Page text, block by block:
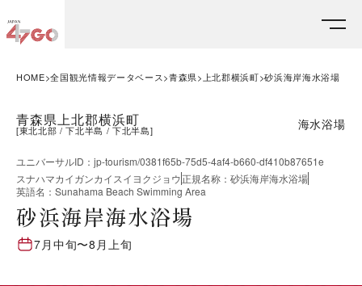
HOME 全国観光情報データベース 青森県 上北郡横浜町 砂浜海岸海水浴場
青森県上北郡横浜町
[東北北部 下北半島 下北半島] 海水浴場
ユニバーサルID ： jp-tourism/0381f65b-75d5-4af4-b660-df410b87651e
スナハマカイガンカイスイヨクジョウ正規名称 ： 砂浜海岸海水浴場
英語名 ： Sunahama Beach Swimming Area
砂浜海岸海水浴場
7月中旬〜8月上旬